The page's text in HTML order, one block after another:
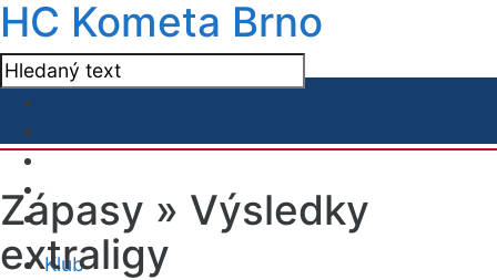
HC Kometa Brno
Klub
Zápasy » Výsledky
extraligy